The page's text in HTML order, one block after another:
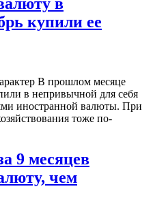
купили ее
В прошлом месяце
в непривычной для себя
иностранной валюты. При
тоже по-
9 месяцев
чем